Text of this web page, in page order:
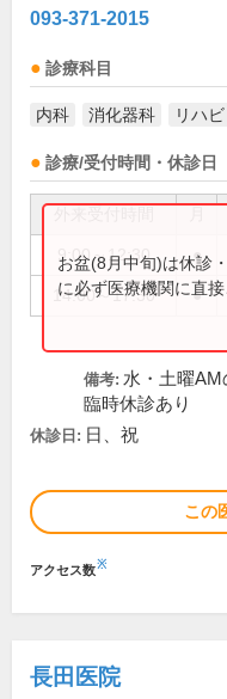
093-371-2015
診療科目
内科 消化器科 リハ
診療/受付時間・休診日
9:00～12:30 ●
14:00～17:30 ●
お盆(8月中旬)は休診
に必ず医療機関に直接
備考: 水・土曜AM
臨時休診あり
休診日: 日、祝
この
アクセス数※
長田医院